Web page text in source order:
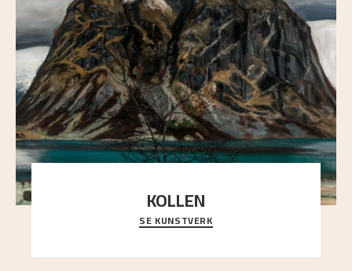
KOLLEN
Et ruvende fjell dominerer bildeflaten, og står i
sterk kontrast til det spinkle rognetreet ute
SE KUNSTVERK